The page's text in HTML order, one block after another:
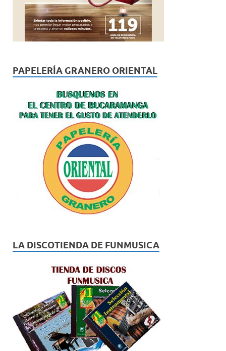
PAPELERÍA GRANERO ORIENTAL
LA DISCOTIENDA DE FUNMUSICA